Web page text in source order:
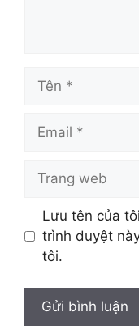
Tên
Email
Trang
Lưu tên của
trình duyệt
tôi.